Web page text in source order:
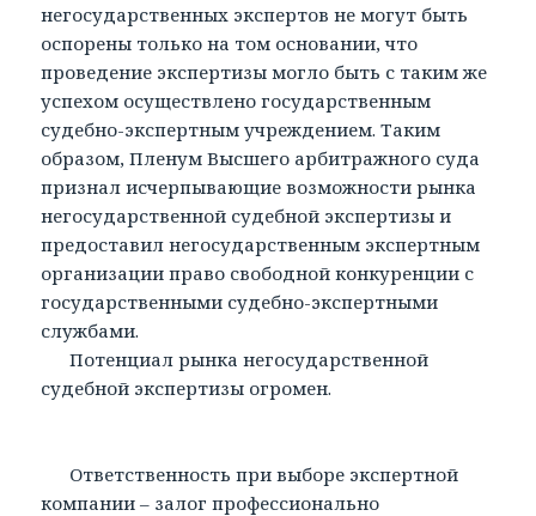
негосударственных экспертов не могут быть
оспорены только на том основании, что
проведение экспертизы могло быть с таким же
успехом осуществлено государственным
судебно-экспертным учреждением. Таким
образом, Пленум Высшего арбитражного суда
признал исчерпывающие возможности рынка
негосударственной судебной экспертизы и
предоставил негосударственным экспертным
организации право свободной конкуренции с
государственными судебно-экспертными
службами.
Потенциал рынка негосударственной
судебной экспертизы огромен.
Ответственность при выборе экспертной
компании – залог профессионально